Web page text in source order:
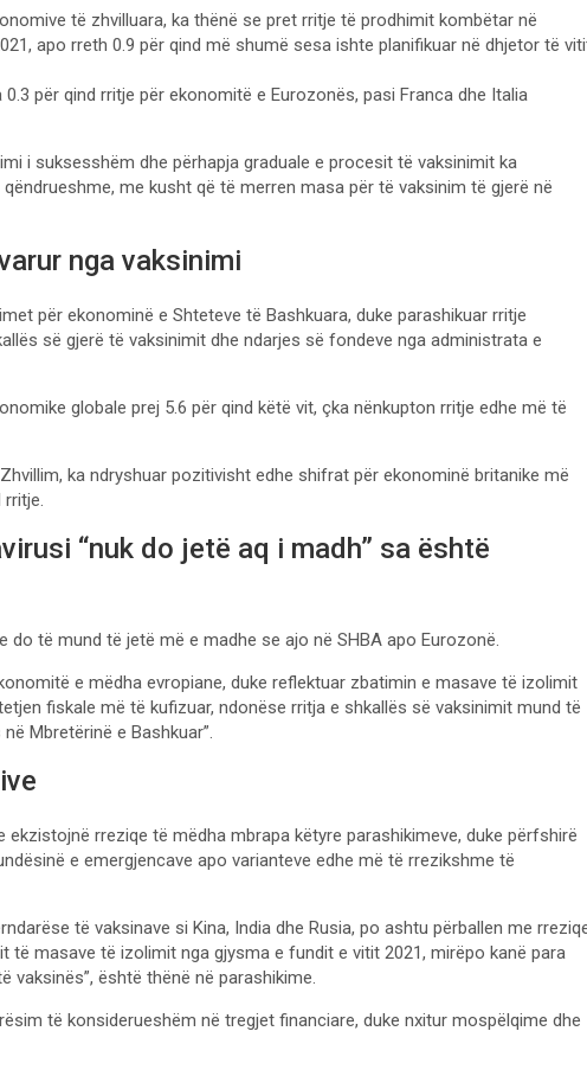
të zhvilluara, ka thënë se pret rritje të prodhimit kombëtar në
apo rreth 0.9 për qind më shumë sesa ishte planifikuar në dhjetor të
për qind rritje për ekonomitë e Eurozonës, pasi Franca dhe Italia
i suksesshëm dhe përhapja graduale e procesit të vaksinimit ka
me kusht që të merren masa për të vaksinim të gjerë në
nga vaksinimi
për ekonominë e Shteteve të Bashkuara, duke parashikuar rritje
së gjerë të vaksinimit dhe ndarjes së fondeve nga administrata e
globale prej 5.6 për qind këtë vit, çka nënkupton rritje edhe më të
ka ndryshuar pozitivisht edhe shifrat për ekonominë britanike më
rritje.
“nuk do jetë aq i madh” sa është
do të mund të jetë më e madhe se ajo në SHBA apo Eurozonë.
e mëdha evropiane, duke reflektuar zbatimin e masave të izolimit
fiskale më të kufizuar, ndonëse rritja e shkallës së vaksinimit mund të
Mbretërinë e Bashkuar”.
ekzistojnë rreziqe të mëdha mbrapa këtyre parashikimeve, duke përfshirë
e emergjencave apo varianteve edhe më të rrezikshme të
të vaksinave si Kina, India dhe Rusia, po ashtu përballen me
të masave të izolimit nga gjysma e fundit e vitit 2021, mirëpo kanë para
vaksinës”, është thënë në parashikime.
të konsiderueshëm në tregjet financiare, duke nxitur mospëlqime dhe